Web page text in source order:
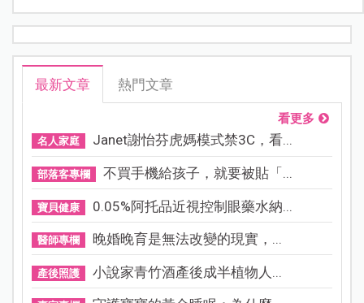
最新文章 熱門文章
看更多
名人家庭 Janet謝怡芬虎媽模式禁3C，看...
部落客專欄 不買手機給孩子，就要被貼「...
寶貝健康 0.05%阿托品近視控制眼藥水納...
醫師專欄 晚婚晚育是無法改變的現實，...
產後照護 小說家青竹酒產後成半植物人...